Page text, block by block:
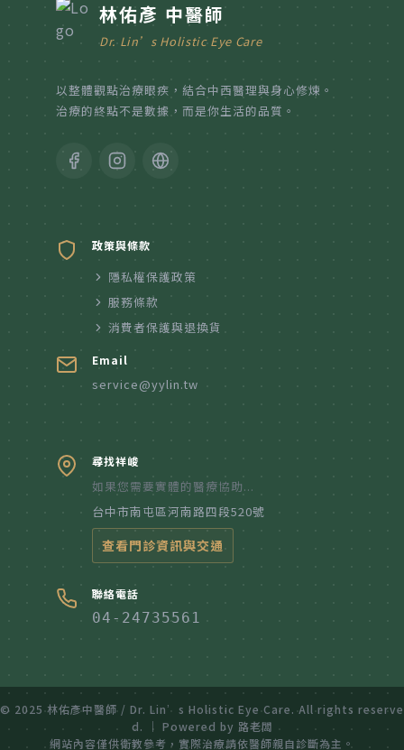
林佑彥 中醫師
Dr. Lin’s Holistic Eye Care
以整體觀點治療眼疾，結合中西醫理與身心修煉。
治療的終點不是數據，而是你生活的品質。
政策與條款
隱私權保護政策
服務條款
消費者保護與退換貨
Email
service@yylin.tw
尋找祥峻
如果您需要實體的醫療協助...
台中市南屯區河南路四段520號
查看門診資訊與交通
聯絡電話
04-24735561
© 2025 林佑彥中醫師 / Dr. Lin’s Holistic Eye Care. All rights reserve
d. ｜ Powered by 路老闆
網站內容僅供衛教參考，實際治療請依醫師親自診斷為主。